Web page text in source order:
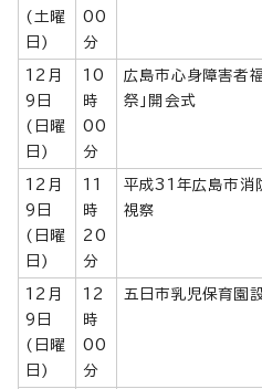
(土曜
日)
00
分
12月
9日
(日曜
日)
10
時
00
分
広島市心身障害者
祭」開会式
12月
9日
(日曜
日)
11
時
20
分
平成31年広島市消
視察
12月
9日
(日曜
日)
12
時
00
分
五日市乳児保育園